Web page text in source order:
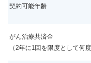
契約可能年齢
がん治療共済金
（2年に1回を限度として何